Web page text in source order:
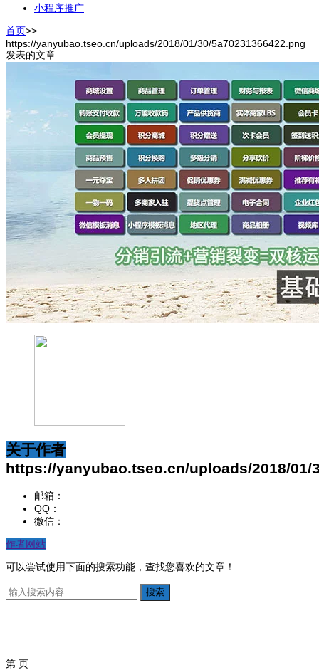
小程序推广
首页>>
https://yanyubao.tseo.cn/uploads/2018/01/30/5a70231366422.png
发表的文章
关于作者
https://yanyubao.tseo.cn/uploads/2018/01/
邮箱：
QQ：
微信：
作者网站
可以尝试使用下面的搜索功能，查找您喜欢的文章！
搜索
第 页